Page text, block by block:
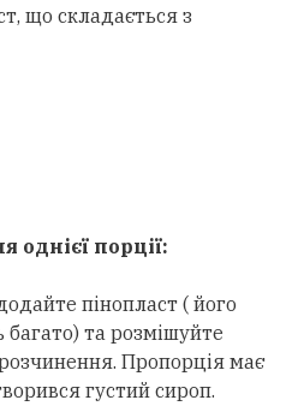
що складається з
однієї порції:
пінопласт ( його
та розмішуйте
Пропорція має
густий сироп.